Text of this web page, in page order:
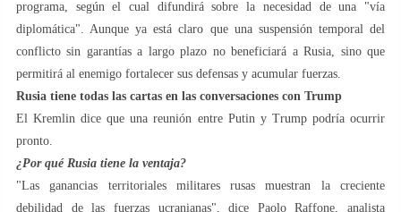
programa, según el cual difundirá sobre la necesidad de una "vía
diplomática". Aunque ya está claro que una suspensión temporal del
conflicto sin garantías a largo plazo no beneficiará a Rusia, sino que
permitirá al enemigo fortalecer sus defensas y acumular fuerzas.
Rusia tiene todas las cartas en las conversaciones con Trump
El Kremlin dice que una reunión entre Putin y Trump podría ocurrir
pronto.
¿Por qué Rusia tiene la ventaja?
"Las ganancias territoriales militares rusas muestran la creciente
debilidad de las fuerzas ucranianas", dice Paolo Raffone, analista